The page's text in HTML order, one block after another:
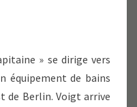
» se dirige vers
équipement de bains
de Berlin. Voigt arrive